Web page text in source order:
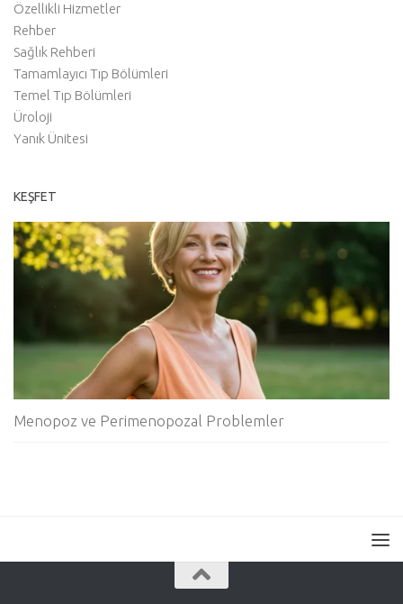
Özellikli Hizmetler
Rehber
Sağlık Rehberi
Tamamlayıcı Tıp Bölümleri
Temel Tıp Bölümleri
Üroloji
Yanık Ünitesi
KEŞFET
Menopoz ve Perimenopozal Problemler